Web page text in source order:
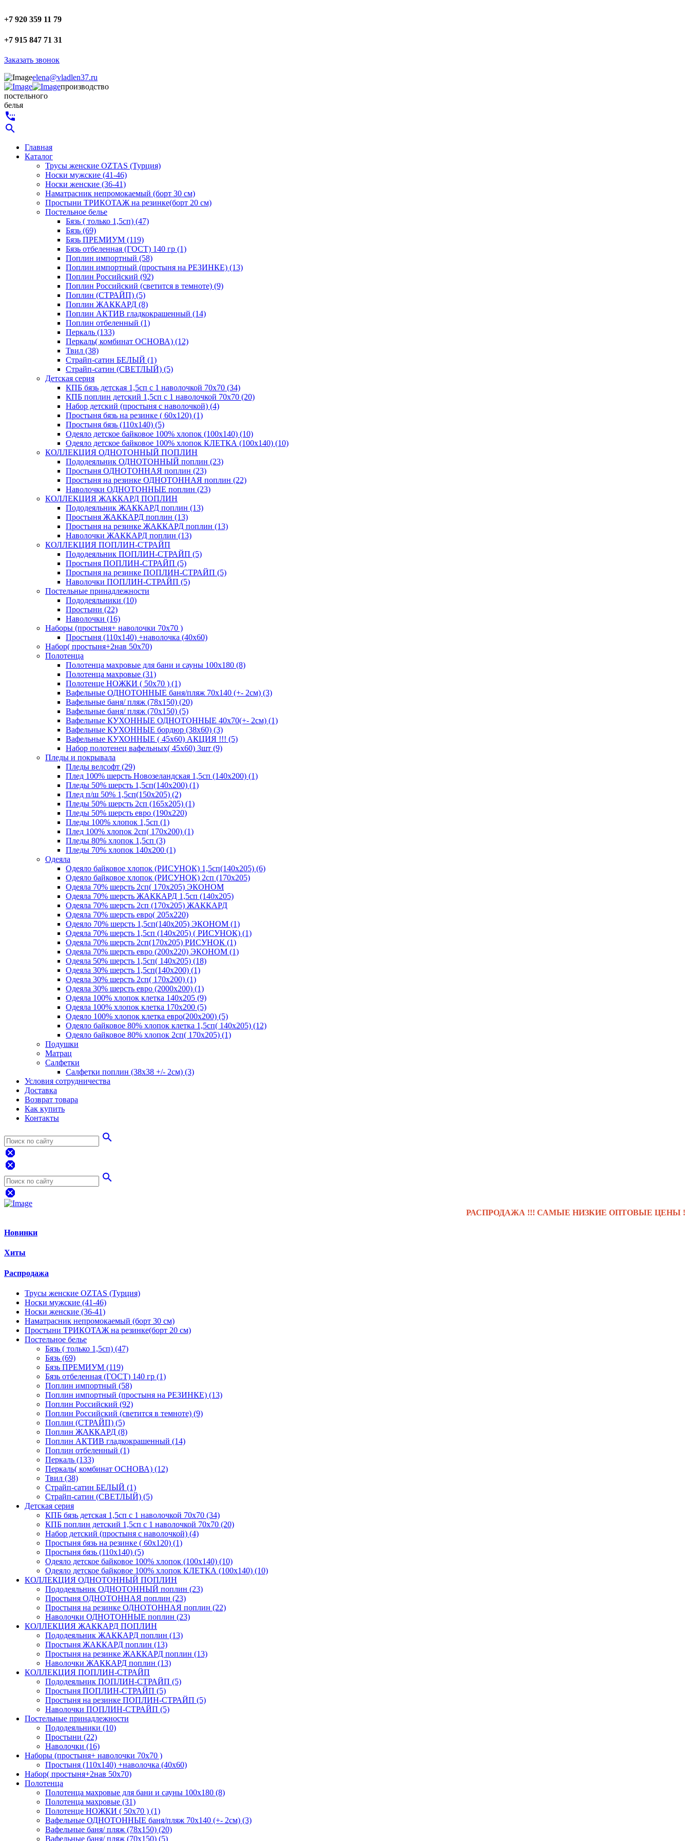
+7 920 359 11 79
+7 915 847 71 31
Заказать звонок
elena@vladlen37.ru
производство
постельного
белья
settings_phone
search
Главная
Каталог
Трусы женские OZTAS (Турция)
Носки мужские (41-46)
Носки женские (36-41)
Наматрасник непромокаемый (борт 30 см)
Простыни ТРИКОТАЖ на резинке(борт 20 см)
Постельное белье
Бязь ( только 1,5сп) (47)
Бязь (69)
Бязь ПРЕМИУМ (119)
Бязь отбеленная (ГОСТ) 140 гр (1)
Поплин импортный (58)
Поплин импортный (простыня на РЕЗИНКЕ) (13)
Поплин Российский (92)
Поплин Российский (светится в темноте) (9)
Поплин (СТРАЙП) (5)
Поплин ЖАККАРД (8)
Поплин АКТИВ гладкокрашенный (14)
Поплин отбеленный (1)
Перкаль (133)
Перкаль( комбинат ОСНОВА) (12)
Твил (38)
Страйп-сатин БЕЛЫЙ (1)
Страйп-сатин (СВЕТЛЫЙ) (5)
Детская серия
КПБ бязь детская 1,5сп с 1 наволочкой 70х70 (34)
КПБ поплин детский 1,5сп с 1 наволочкой 70х70 (20)
Набор детский (простыня с наволочкой) (4)
Простыня бязь на резинке ( 60х120) (1)
Простыня бязь (110х140) (5)
Одеяло детское байковое 100% хлопок (100х140) (10)
Одеяло детское байковое 100% хлопок КЛЕТКА (100х140) (10)
КОЛЛЕКЦИЯ ОДНОТОННЫЙ ПОПЛИН
Пододеяльник ОДНОТОННЫЙ поплин (23)
Простыня ОДНОТОННАЯ поплин (23)
Простыня на резинке ОДНОТОННАЯ поплин (22)
Наволочки ОДНОТОННЫЕ поплин (23)
КОЛЛЕКЦИЯ ЖАККАРД ПОПЛИН
Пододеяльник ЖАККАРД поплин (13)
Простыня ЖАККАРД поплин (13)
Простыня на резинке ЖАККАРД поплин (13)
Наволочки ЖАККАРД поплин (13)
КОЛЛЕКЦИЯ ПОПЛИН-СТРАЙП
Пододеяльник ПОПЛИН-СТРАЙП (5)
Простыня ПОПЛИН-СТРАЙП (5)
Простыня на резинке ПОПЛИН-СТРАЙП (5)
Наволочки ПОПЛИН-СТРАЙП (5)
Постельные принадлежности
Пододеяльники (10)
Простыни (22)
Наволочки (16)
Наборы (простыня+ наволочки 70х70 )
Простыня (110х140) +наволочка (40х60)
Набор( простыня+2нав 50х70)
Полотенца
Полотенца махровые для бани и сауны 100х180 (8)
Полотенца махровые (31)
Полотенце НОЖКИ ( 50х70 ) (1)
Вафельные ОДНОТОННЫЕ баня/пляж 70х140 (+- 2см) (3)
Вафельные баня/ пляж (78х150) (20)
Вафельные баня/ пляж (70х150) (5)
Вафельные КУХОННЫЕ ОДНОТОННЫЕ 40х70(+- 2см) (1)
Вафельные КУХОННЫЕ бордюр (38х60) (3)
Вафельные КУХОННЫЕ ( 45х60) АКЦИЯ !!! (5)
Набор полотенец вафельных( 45х60) 3шт (9)
Пледы и покрывала
Пледы велсофт (29)
Плед 100% шерсть Новозеландская 1,5сп (140х200) (1)
Пледы 50% шерсть 1,5сп(140х200) (1)
Плед п/ш 50% 1,5сп(150х205) (2)
Пледы 50% шерсть 2сп (165х205) (1)
Пледы 50% шерсть евро (190х220)
Пледы 100% хлопок 1,5сп (1)
Плед 100% хлопок 2сп( 170х200) (1)
Пледы 80% хлопок 1,5сп (3)
Пледы 70% хлопок 140х200 (1)
Одеяла
Одеяло байковое хлопок (РИСУНОК) 1,5сп(140х205) (6)
Одеяло байковое хлопок (РИСУНОК) 2сп (170х205)
Одеяла 70% шерсть 2сп( 170х205) ЭКОНОМ
Одеяла 70% шерсть ЖАККАРД 1,5сп (140х205)
Одеяла 70% шерсть 2сп (170х205) ЖАККАРД
Одеяла 70% шерсть евро( 205х220)
Одеяло 70% шерсть 1,5сп(140х205) ЭКОНОМ (1)
Одеяла 70% шерсть 1,5сп (140х205) ( РИСУНОК) (1)
Одеяла 70% шерсть 2сп(170х205) РИСУНОК (1)
Одеяла 70% шерсть евро (200х220) ЭКОНОМ (1)
Одеяла 50% шерсть 1,5сп( 140х205) (18)
Одеяла 30% шерсть 1,5сп(140х200) (1)
Одеяла 30% шерсть 2сп( 170х200) (1)
Одеяла 30% шерсть евро (2000х200) (1)
Одеяла 100% хлопок клетка 140х205 (9)
Одеяла 100% хлопок клетка 170х200 (5)
Одеяло 100% хлопок клетка евро(200х200) (5)
Одеяло байковое 80% хлопок клетка 1,5сп( 140х205) (12)
Одеяло байковое 80% хлопок 2сп( 170х205) (1)
Подушки
Матрац
Салфетки
Салфетки поплин (38х38 +/- 2см) (3)
Условия сотрудничества
Доставка
Возврат товара
Как купить
Контакты
search
dangerous
dangerous
search
dangerous
РАСПРОДАЖА !!! САМЫЕ НИЗКИЕ ОПТОВЫЕ ЦЕНЫ !!! .
Новинки
Хиты
Распродажа
Трусы женские OZTAS (Турция)
Носки мужские (41-46)
Носки женские (36-41)
Наматрасник непромокаемый (борт 30 см)
Простыни ТРИКОТАЖ на резинке(борт 20 см)
Постельное белье
Бязь ( только 1,5сп) (47)
Бязь (69)
Бязь ПРЕМИУМ (119)
Бязь отбеленная (ГОСТ) 140 гр (1)
Поплин импортный (58)
Поплин импортный (простыня на РЕЗИНКЕ) (13)
Поплин Российский (92)
Поплин Российский (светится в темноте) (9)
Поплин (СТРАЙП) (5)
Поплин ЖАККАРД (8)
Поплин АКТИВ гладкокрашенный (14)
Поплин отбеленный (1)
Перкаль (133)
Перкаль( комбинат ОСНОВА) (12)
Твил (38)
Страйп-сатин БЕЛЫЙ (1)
Страйп-сатин (СВЕТЛЫЙ) (5)
Детская серия
КПБ бязь детская 1,5сп с 1 наволочкой 70х70 (34)
КПБ поплин детский 1,5сп с 1 наволочкой 70х70 (20)
Набор детский (простыня с наволочкой) (4)
Простыня бязь на резинке ( 60х120) (1)
Простыня бязь (110х140) (5)
Одеяло детское байковое 100% хлопок (100х140) (10)
Одеяло детское байковое 100% хлопок КЛЕТКА (100х140) (10)
КОЛЛЕКЦИЯ ОДНОТОННЫЙ ПОПЛИН
Пододеяльник ОДНОТОННЫЙ поплин (23)
Простыня ОДНОТОННАЯ поплин (23)
Простыня на резинке ОДНОТОННАЯ поплин (22)
Наволочки ОДНОТОННЫЕ поплин (23)
КОЛЛЕКЦИЯ ЖАККАРД ПОПЛИН
Пододеяльник ЖАККАРД поплин (13)
Простыня ЖАККАРД поплин (13)
Простыня на резинке ЖАККАРД поплин (13)
Наволочки ЖАККАРД поплин (13)
КОЛЛЕКЦИЯ ПОПЛИН-СТРАЙП
Пододеяльник ПОПЛИН-СТРАЙП (5)
Простыня ПОПЛИН-СТРАЙП (5)
Простыня на резинке ПОПЛИН-СТРАЙП (5)
Наволочки ПОПЛИН-СТРАЙП (5)
Постельные принадлежности
Пододеяльники (10)
Простыни (22)
Наволочки (16)
Наборы (простыня+ наволочки 70х70 )
Простыня (110х140) +наволочка (40х60)
Набор( простыня+2нав 50х70)
Полотенца
Полотенца махровые для бани и сауны 100х180 (8)
Полотенца махровые (31)
Полотенце НОЖКИ ( 50х70 ) (1)
Вафельные ОДНОТОННЫЕ баня/пляж 70х140 (+- 2см) (3)
Вафельные баня/ пляж (78х150) (20)
Вафельные баня/ пляж (70х150) (5)